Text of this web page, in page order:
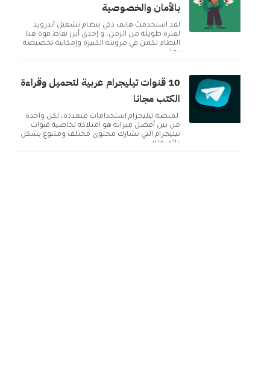
بالأمان والخصوصية
لقد استخدمتُ هاتف ذكي بنظام تشغيل أندرويد
لفترة طويلة من الزمن، و إحدى أبرز نقاط قوة هذا
النظام تكمن في مرونته الكبيرة وإمكانية تخصيصه
بما ...
10 قنوات تيليجرام عربية لتحميل وقراءة
الكتب مجانا
لمنصة تيليجرام استخدامات متعددة، لكن واحدة
من بين أفضل ميزاته هو امتلاكه لخاصية قنوات
تيليجرام التي تشارك محتوى مختلف ومتنوع بشكل
دائم. ولك...